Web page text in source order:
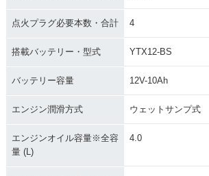
点火プラグ必要本数・合計 4
搭載バッテリー・型式 YTX12-BS
バッテリー容量 12V-10Ah
エンジン潤滑方式 ウェットサンプ式
エンジンオイル容量※全容
量 (L)
4.0